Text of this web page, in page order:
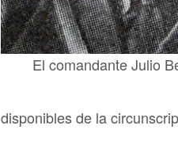
El comandante Julio
disponibles de la